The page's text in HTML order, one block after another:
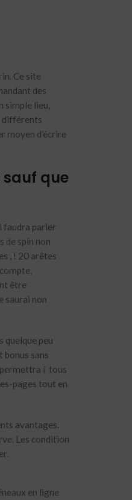
Ce site
des
simple lieu,
différents
moyen d’écrire
sauf que
faudra parler
de spin non
, ! 20 arêtes
être
saurai non
quelque peu
sans
í tous
pages tout en
avantages.
Les condition